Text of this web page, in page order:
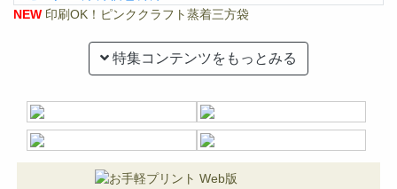
NEW 印刷OK！ピンククラフト蒸着三方袋
特集コンテンツをもっとみる